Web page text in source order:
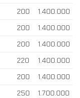
200
1.400.000
200
1.400.000
200
1.400.000
220
1.400.000
200
1.400.000
250 1.700.000